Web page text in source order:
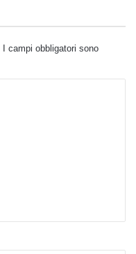
I campi obbligatori sono